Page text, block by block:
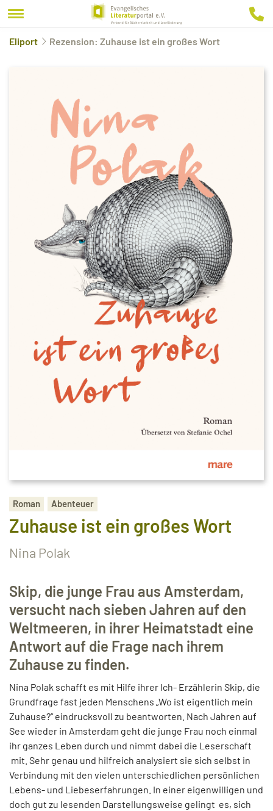
Eliport Rezension: Zuhause ist ein großes Wort
Roman Abenteuer
Zuhause ist ein großes Wort
Nina Polak
Skip, die junge Frau aus Amsterdam,
versucht nach sieben Jahren auf den
Weltmeeren, in ihrer Heimatstadt eine
Antwort auf die Frage nach ihrem
Zuhause zu finden.
Nina Polak schafft es mit Hilfe ihrer Ich- Erzählerin Skip, die
Grundfrage fast jeden Menschens „Wo ist eigentlich mein
Zuhause?“ eindrucksvoll zu beantworten. Nach Jahren auf
See wieder in Amsterdam geht die junge Frau noch einmal
ihr ganzes Leben durch und nimmt dabei die Leserschaft
mit. Sehr genau und hilfreich analysiert sie sich selbst in
Verbindung mit den vielen unterschiedlichen persönlichen
Lebens- und Liebeserfahrungen. In einer eigenwilligen und
doch gut zu lesenden Darstellungsweise gelingt es, sich